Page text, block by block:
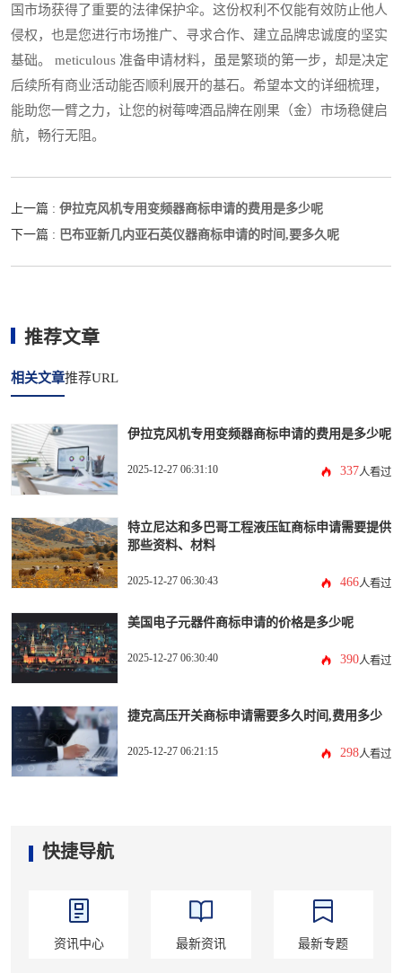
国市场获得了重要的法律保护伞。这份权利不仅能有效防止他人
侵权，也是您进行市场推广、寻求合作、建立品牌忠诚度的坚实
基础。 meticulous 准备申请材料，虽是繁琐的第一步，却是决定
后续所有商业活动能否顺利展开的基石。希望本文的详细梳理，
能助您一臂之力，让您的树莓啤酒品牌在刚果（金）市场稳健启
航，畅行无阻。
上一篇 : 伊拉克风机专用变频器商标申请的费用是多少呢
下一篇 : 巴布亚新几内亚石英仪器商标申请的时间,要多久呢
推荐文章
相关文章推荐URL
伊拉克风机专用变频器商标申请的费用是多少呢
2025-12-27 06:31:10 337人看过
特立尼达和多巴哥工程液压缸商标申请需要提供
那些资料、材料
2025-12-27 06:30:43 466人看过
美国电子元器件商标申请的价格是多少呢
2025-12-27 06:30:40 390人看过
捷克高压开关商标申请需要多久时间,费用多少
2025-12-27 06:21:15 298人看过
快捷导航
资讯中心 最新资讯 最新专题